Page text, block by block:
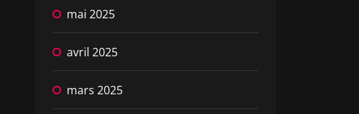
mai 2025
avril 2025
mars 2025